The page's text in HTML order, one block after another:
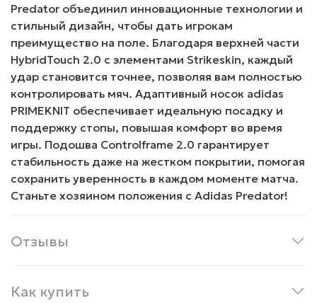
Predator объединил инновационные технологии и
стильный дизайн, чтобы дать игрокам
преимущество на поле. Благодаря верхней части
HybridTouch 2.0 с элементами Strikeskin, каждый
удар становится точнее, позволяя вам полностью
контролировать мяч. Адаптивный носок adidas
PRIMEKNIT обеспечивает идеальную посадку и
поддержку стопы, повышая комфорт во время
игры. Подошва Controlframe 2.0 гарантирует
стабильность даже на жестком покрытии, помогая
сохранить уверенность в каждом моменте матча.
Станьте хозяином положения с Adidas Predator!
Отзывы
Как купить